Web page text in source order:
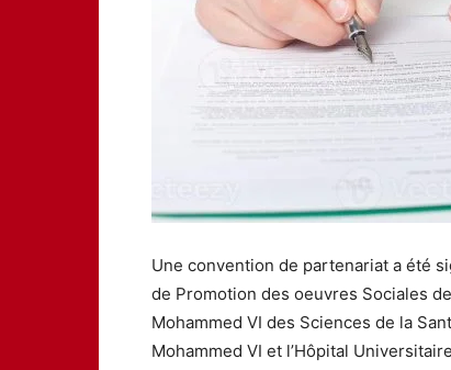
Une convention de partenariat a été
de Promotion des oeuvres Sociales
Mohammed VI des Sciences de la
Mohammed VI et l’Hôpital